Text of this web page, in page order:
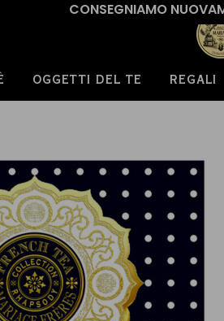
CONSEGNIAMO
OGGETTI DEL TE REGALI